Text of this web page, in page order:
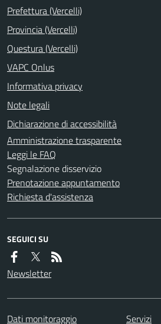
Prefettura (Vercelli)
Provincia (Vercelli)
Questura (Vercelli)
VAPC Onlus
Informativa privacy
Note legali
Dichiarazione di accessibilità
Amministrazione trasparente
Leggi le FAQ
Segnalazione disservizio
Prenotazione appuntamento
Richiesta d'assistenza
SEGUICI SU
Newsletter
Dati monitoraggio Servizi